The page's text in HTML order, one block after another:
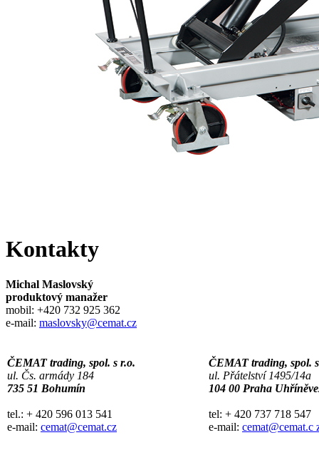
Kontakty
Michal Maslovský
produktový manažer
mobil: +420 732 925 362
e-mail: maslovsky@cemat.cz
ČEMAT trading, spol. s r.o.
ul. Čs. armády 184
735 51 Bohumín
tel.: + 420 596 013 541
e-mail: cemat@cemat.cz
ČEMAT trading, spol.
ul. Přátelství 1495/14a
104 00 Praha
tel: + 420 737 718 547
e-mail: cemat@cemat.c